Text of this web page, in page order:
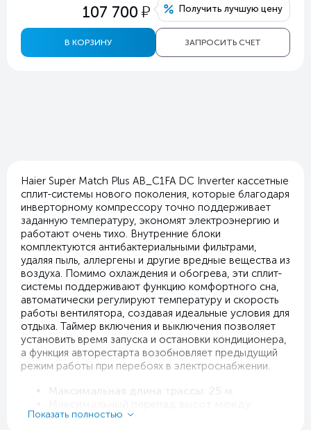
107 700 у Получить лучшую цену
ЗАПРОСИТЬ СЧЕТ
В КОРЗИНУ
Haier Super Match Plus AB_C1FA DC Inverter кассетные
сплит-системы нового поколения, которые благодаря
инверторному компрессору точно поддерживает
заданную температуру, экономят электроэнергию и
работают очень тихо. Внутренние блоки
комплектуются антибактериальными фильтрами,
удаляя пыль, аллергены и другие вредные вещества из
воздуха. Помимо охлаждения и обогрева, эти сплит-
системы поддерживают функцию комфортного сна,
автоматически регулируют температуру и скорость
работы вентилятора, создавая идеальные условия для
отдыха. Таймер включения и выключения позволяет
установить время запуска и остановки кондиционера,
а функция авторестарта возобновляет предыдущий
режим работы при перебоях в электроснабжении.
блоками: 15 м.
Показать полностью